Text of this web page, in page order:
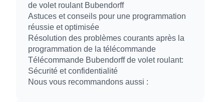
de volet roulant Bubendorff
Astuces et conseils pour une programmation
réussie et optimisée
Résolution des problèmes courants après la
programmation de la télécommande
Télécommande Bubendorff de volet roulant:
Sécurité et confidentialité
Nous vous recommandons aussi :